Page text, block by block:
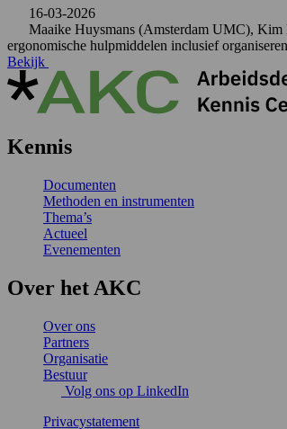
16-03-2026
Maaike Huysmans (Amsterdam UMC),
ergonomische hulpmiddelen inclusief organiseren
Bekijk
Kennis
Documenten
Methoden en instrumenten
Thema’s
Actueel
Evenementen
Over het AKC
Over ons
Partners
Organisatie
Bestuur
Volg ons op LinkedIn
Privacystatement